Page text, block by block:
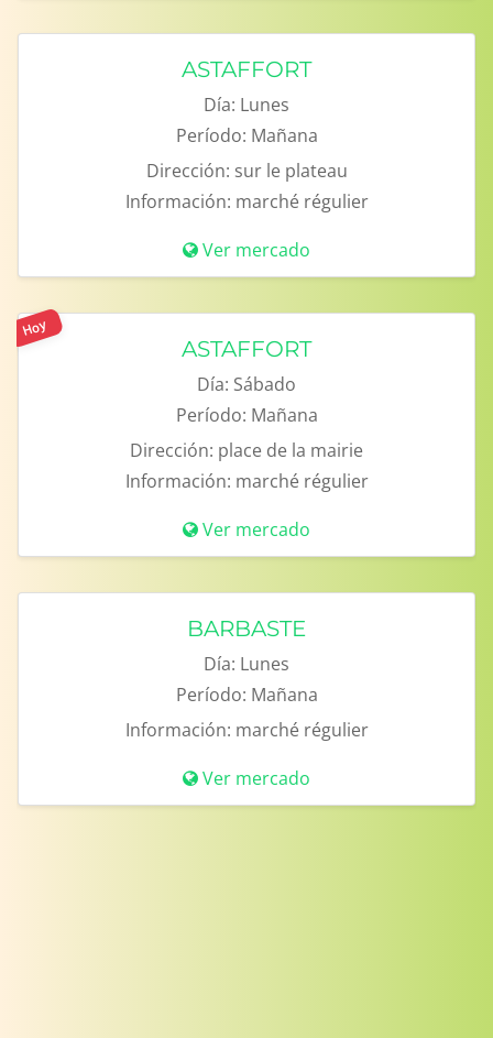
ASTAFFORT
Día: Lunes
Período: Mañana
Dirección: sur le plateau
Información: marché régulier
Ver mercado
Hoy
ASTAFFORT
Día: Sábado
Período: Mañana
Dirección: place de la mairie
Información: marché régulier
Ver mercado
BARBASTE
Día: Lunes
Período: Mañana
Información: marché régulier
Ver mercado